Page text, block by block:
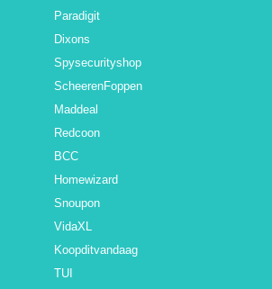
Paradigit
Dixons
Spysecurityshop
ScheerenFoppen
Maddeal
Redcoon
BCC
Homewizard
Snoupon
VidaXL
Koopditvandaag
TUI